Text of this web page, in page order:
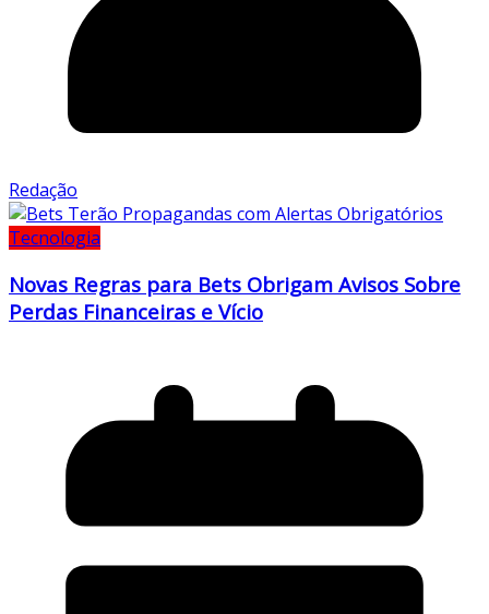
Redação
Tecnologia
Novas Regras para Bets Obrigam Avisos Sobre
Perdas Financeiras e Vício